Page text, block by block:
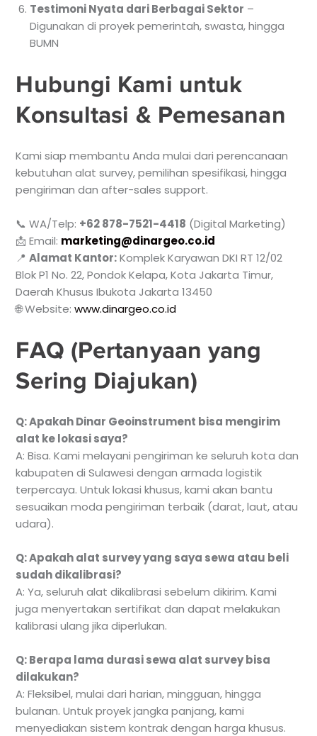
Testimoni Nyata dari Berbagai Sektor –
Digunakan di proyek pemerintah, swasta, hingga
BUMN
Hubungi Kami untuk
Konsultasi & Pemesanan
Kami siap membantu Anda mulai dari perencanaan
kebutuhan alat survey, pemilihan spesifikasi, hingga
pengiriman dan after-sales support.
📞 WA/Telp: +62 878-7521-4418 (Digital Marketing)
📩 Email: marketing@dinargeo.co.id
📍Alamat Kantor:Komplek Karyawan DKI RT 12/02
Blok P1 No. 22, Pondok Kelapa, Kota Jakarta Timur,
Daerah Khusus Ibukota Jakarta 13450
🌐 Website:www.dinargeo.co.id
FAQ (Pertanyaan yang
Sering Diajukan)
Q: Apakah Dinar Geoinstrument bisa mengirim
alat ke lokasi saya?
A: Bisa. Kami melayani pengiriman ke seluruh kota dan
kabupaten di Sulawesi dengan armada logistik
terpercaya. Untuk lokasi khusus, kami akan bantu
sesuaikan moda pengiriman terbaik (darat, laut, atau
udara).
Q: Apakah alat survey yang saya sewa atau beli
sudah dikalibrasi?
A: Ya, seluruh alat dikalibrasi sebelum dikirim. Kami
juga menyertakan sertifikat dan dapat melakukan
kalibrasi ulang jika diperlukan.
Q: Berapa lama durasi sewa alat survey bisa
dilakukan?
A: Fleksibel, mulai dari harian, mingguan, hingga
bulanan. Untuk proyek jangka panjang, kami
menyediakan sistem kontrak dengan harga khusus.